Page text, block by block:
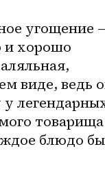
угощение
и хорошо
виде, ведь
товарища
блюдо